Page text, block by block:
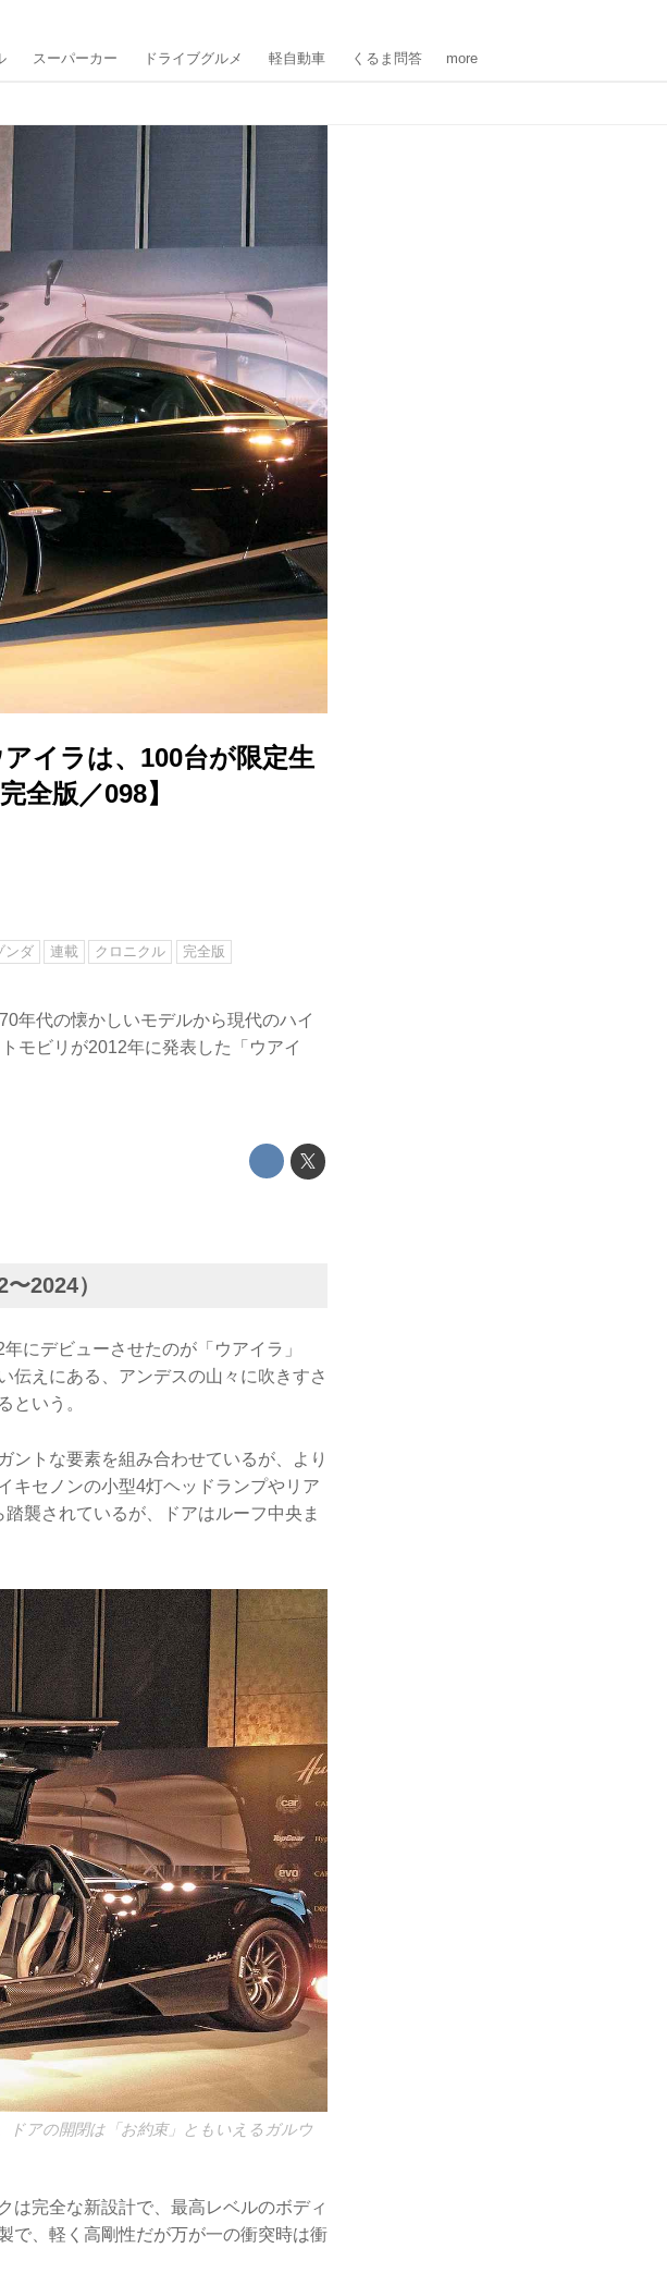
スーパーカー ドライブグルメ 軽自動車 くるま問答 more
イラは、100台が限定生
全版／098】
ンダ 連載 クロニクル 完全版
年代の懐かしいモデルから現代のハイ
モビリが2012年に発表した「ウアイ
2024）
にデビューさせたのが「ウアイラ」
伝えにある、アンデスの山々に吹きすさ
という。
ントな要素を組み合わせているが、より
キセノンの小型4灯ヘッドランプやリア
襲されているが、ドアはルーフ中央ま
アの開閉は「お約束」ともいえるガルウ
は完全な新設計で、最高レベルのボディ
で、軽く高剛性だが万が一の衝突時は衝